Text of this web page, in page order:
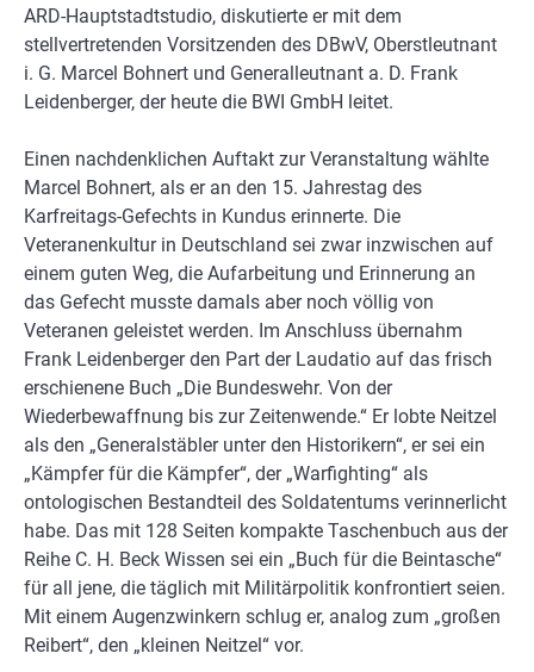
ARD-Hauptstadtstudio, diskutierte er mit dem
stellvertretenden Vorsitzenden des DBwV, Oberstleutnant
i. G. Marcel Bohnert und Generalleutnant a. D. Frank
Leidenberger, der heute die BWI GmbH leitet.
Einen nachdenklichen Auftakt zur Veranstaltung wählte
Marcel Bohnert, als er an den 15. Jahrestag des
Karfreitags-Gefechts in Kundus erinnerte. Die
Veteranenkultur in Deutschland sei zwar inzwischen auf
einem guten Weg, die Aufarbeitung und Erinnerung an
das Gefecht musste damals aber noch völlig von
Veteranen geleistet werden. Im Anschluss übernahm
Frank Leidenberger den Part der Laudatio auf das frisch
erschienene Buch „Die Bundeswehr. Von der
Wiederbewaffnung bis zur Zeitenwende.“ Er lobte Neitzel
als den „Generalstäbler unter den Historikern“, er sei ein
„Kämpfer für die Kämpfer“, der „Warfighting“ als
ontologischen Bestandteil des Soldatentums verinnerlicht
habe. Das mit 128 Seiten kompakte Taschenbuch aus der
Reihe C. H. Beck Wissen sei ein „Buch für die Beintasche“
für all jene, die täglich mit Militärpolitik konfrontiert seien.
Mit einem Augenzwinkern schlug er, analog zum „großen
Reibert“, den „kleinen Neitzel“ vor.